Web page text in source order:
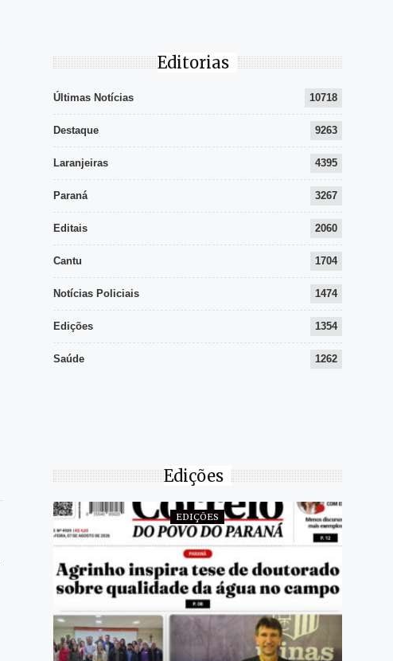
Editorias
Últimas Notícias 10718
Destaque 9263
Laranjeiras 4395
Paraná 3267
Editais 2060
Cantu 1704
Notícias Policiais 1474
Edições 1354
Saúde 1262
Edições
EDIÇÕES